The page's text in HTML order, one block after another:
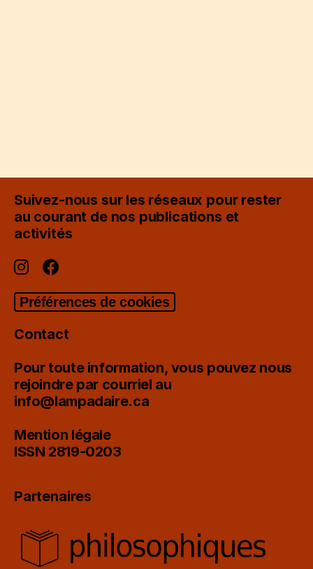
Suivez-nous sur les réseaux pour rester
au courant de nos publications et
activités
Préférences de cookies
Contact
Pour toute information, vous pouvez nous
rejoindre par courriel au
info@lampadaire.ca
Mention légale
ISSN 2819-0203
Partenaires